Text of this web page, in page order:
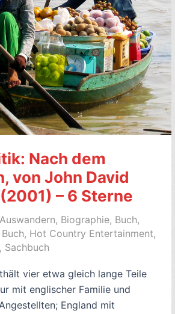
Nach dem
von John David
– 6 Sterne
Auswandern, Biographie, Buch,
, Hot Country Entertainment,
, Sachbuch
vier etwa gleich lange Teile
mit englischer Familie und
England mit